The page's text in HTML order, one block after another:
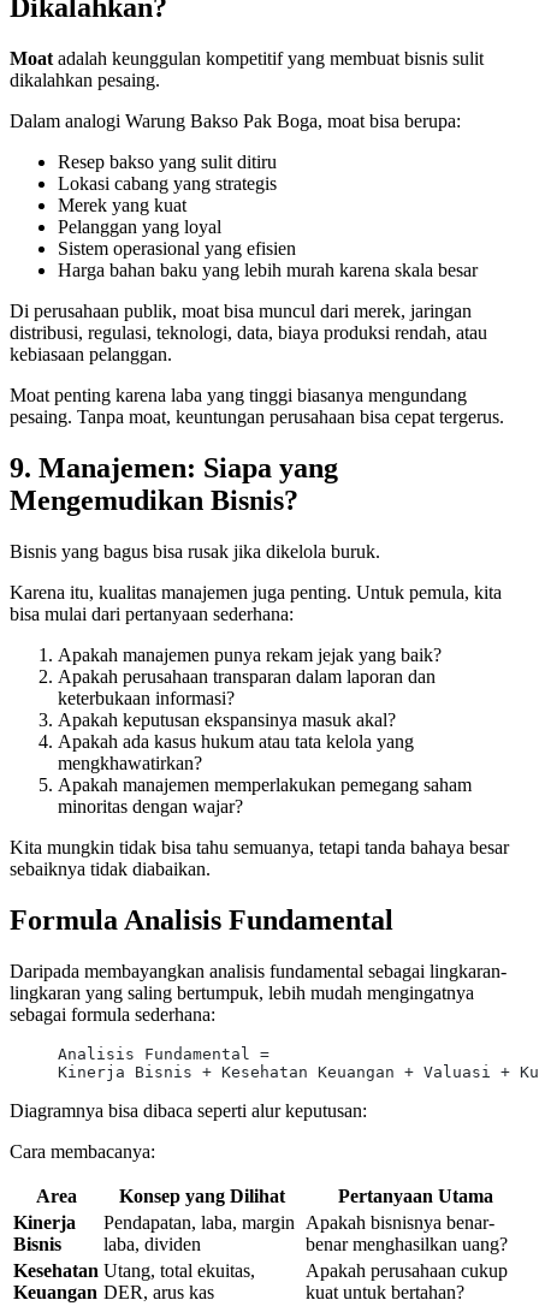
Dikalahkan?
Moat adalah keunggulan kompetitif yang membuat bisnis sulit
dikalahkan pesaing.
Dalam analogi Warung Bakso Pak Boga, moat bisa berupa:
Resep bakso yang sulit ditiru
Lokasi cabang yang strategis
Merek yang kuat
Pelanggan yang loyal
Sistem operasional yang efisien
Harga bahan baku yang lebih murah karena skala besar
Di perusahaan publik, moat bisa muncul dari merek, jaringan
distribusi, regulasi, teknologi, data, biaya produksi rendah, atau
kebiasaan pelanggan.
Moat penting karena laba yang tinggi biasanya mengundang
pesaing. Tanpa moat, keuntungan perusahaan bisa cepat tergerus.
9. Manajemen: Siapa yang
Mengemudikan Bisnis?
Bisnis yang bagus bisa rusak jika dikelola buruk.
Karena itu, kualitas manajemen juga penting. Untuk pemula, kita
bisa mulai dari pertanyaan sederhana:
Apakah manajemen punya rekam jejak yang baik?
Apakah perusahaan transparan dalam laporan dan
keterbukaan informasi?
Apakah keputusan ekspansinya masuk akal?
Apakah ada kasus hukum atau tata kelola yang
mengkhawatirkan?
Apakah manajemen memperlakukan pemegang saham
minoritas dengan wajar?
Kita mungkin tidak bisa tahu semuanya, tetapi tanda bahaya besar
sebaiknya tidak diabaikan.
Formula Analisis Fundamental
Daripada membayangkan analisis fundamental sebagai lingkaran-
lingkaran yang saling bertumpuk, lebih mudah mengingatnya
sebagai formula sederhana:
Analisis Fundamental =
Kinerja Bisnis + Kesehatan Keuangan + Valuasi +
Diagramnya bisa dibaca seperti alur keputusan:
Cara membacanya:
Area Konsep yang Dilihat
Pertanyaan Utama
Kinerja
Bisnis
Pendapatan, laba, margin
laba, dividen
Apakah bisnisnya benar-
benar menghasilkan uang?
Kesehatan
Keuangan
Utang, total ekuitas,
DER, arus kas
Apakah perusahaan cukup
kuat untuk bertahan?